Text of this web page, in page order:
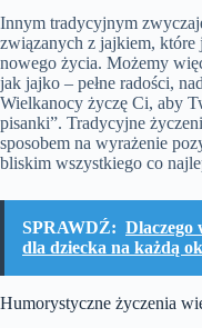
Innym tradycyjnym
związanych z jajkiem, które
nowego życia. Możemy
jak jajko – pełne radości,
Wielkanocy życzę Ci, aby
pisanki”. Tradycyjne
sposobem na wyrażenie
bliskim wszystkiego co
SPRAWDŹ: Dlaczego
dla dziecka na każdą
Humorystyczne życzenia